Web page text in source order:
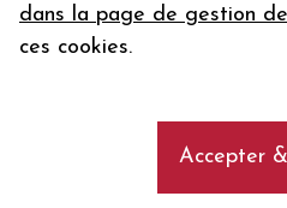
dans la page de gestion
ces cookies.
Accepter
En m’abonnant,